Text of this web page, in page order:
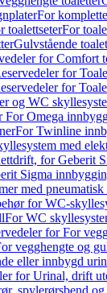
For
toalettseterFor
Gulvstående
for Comfort
for
for
og WC
For Omega
For Twinline
med
for Geberit
Sigma
med
for WC-
For WC
for For
vegghengte og
eller innbygd
for Urinal, drift
spylerørsbend